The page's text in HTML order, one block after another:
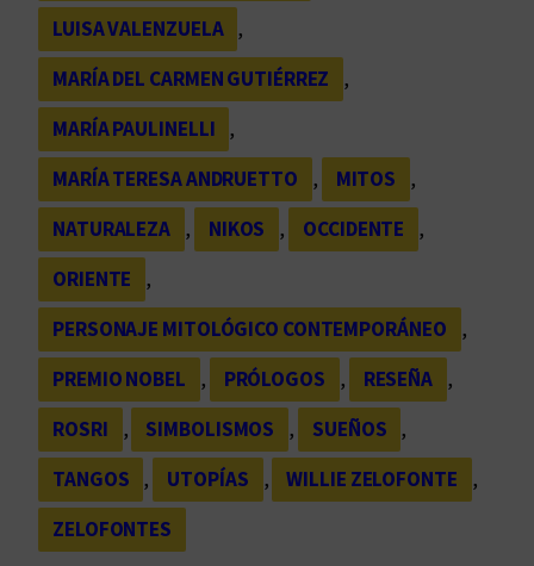
LUISA VALENZUELA
,
MARÍA DEL CARMEN GUTIÉRREZ
,
MARÍA PAULINELLI
,
MARÍA TERESA ANDRUETTO
, MITOS
,
NATURALEZA
, NIKOS , OCCIDENTE
,
ORIENTE
,
PERSONAJE MITOLÓGICO CONTEMPORÁNEO
,
PREMIO NOBEL
, PRÓLOGOS , RESEÑA
,
ROSRI
, SIMBOLISMOS , SUEÑOS
,
TANGOS
, UTOPÍAS , WILLIE ZELOFONTE
,
ZELOFONTES